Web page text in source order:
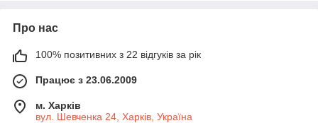
Про нас
100% позитивних з 22 відгуків за рік
Працює з 23.06.2009
м. Харків
вул. Шевченка 24, Харків, Україна